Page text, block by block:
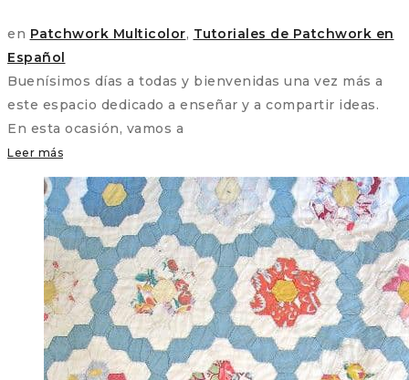
en Patchwork Multicolor, Tutoriales de Patchwork en
Español
Buenísimos días a todas y bienvenidas una vez más a
este espacio dedicado a enseñar y a compartir ideas.
En esta ocasión, vamos a
Leer más